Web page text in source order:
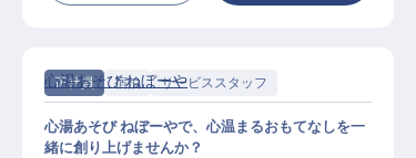
正社員 宿泊 サービススタッフ
心湯あそび ねぼーや
心湯あそび ねぼーやで、心温まるおもてなしを一
緒に創り上げませんか？